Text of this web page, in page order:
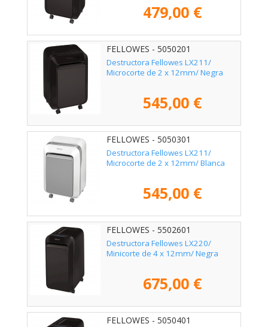
479,00 €
FELLOWES - 5050201
Destructora Fellowes LX211/
Microcorte de 2 x 12mm/ Negra
545,00 €
FELLOWES - 5050301
Destructora Fellowes LX211/
Microcorte de 2 x 12mm/ Blanca
545,00 €
FELLOWES - 5502601
Destructora Fellowes LX220/
Minicorte de 4 x 12mm/ Negra
675,00 €
FELLOWES - 5050401